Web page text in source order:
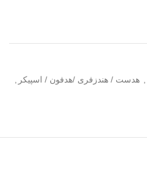
هدست / هندزفری /هدفون / اسپیکر